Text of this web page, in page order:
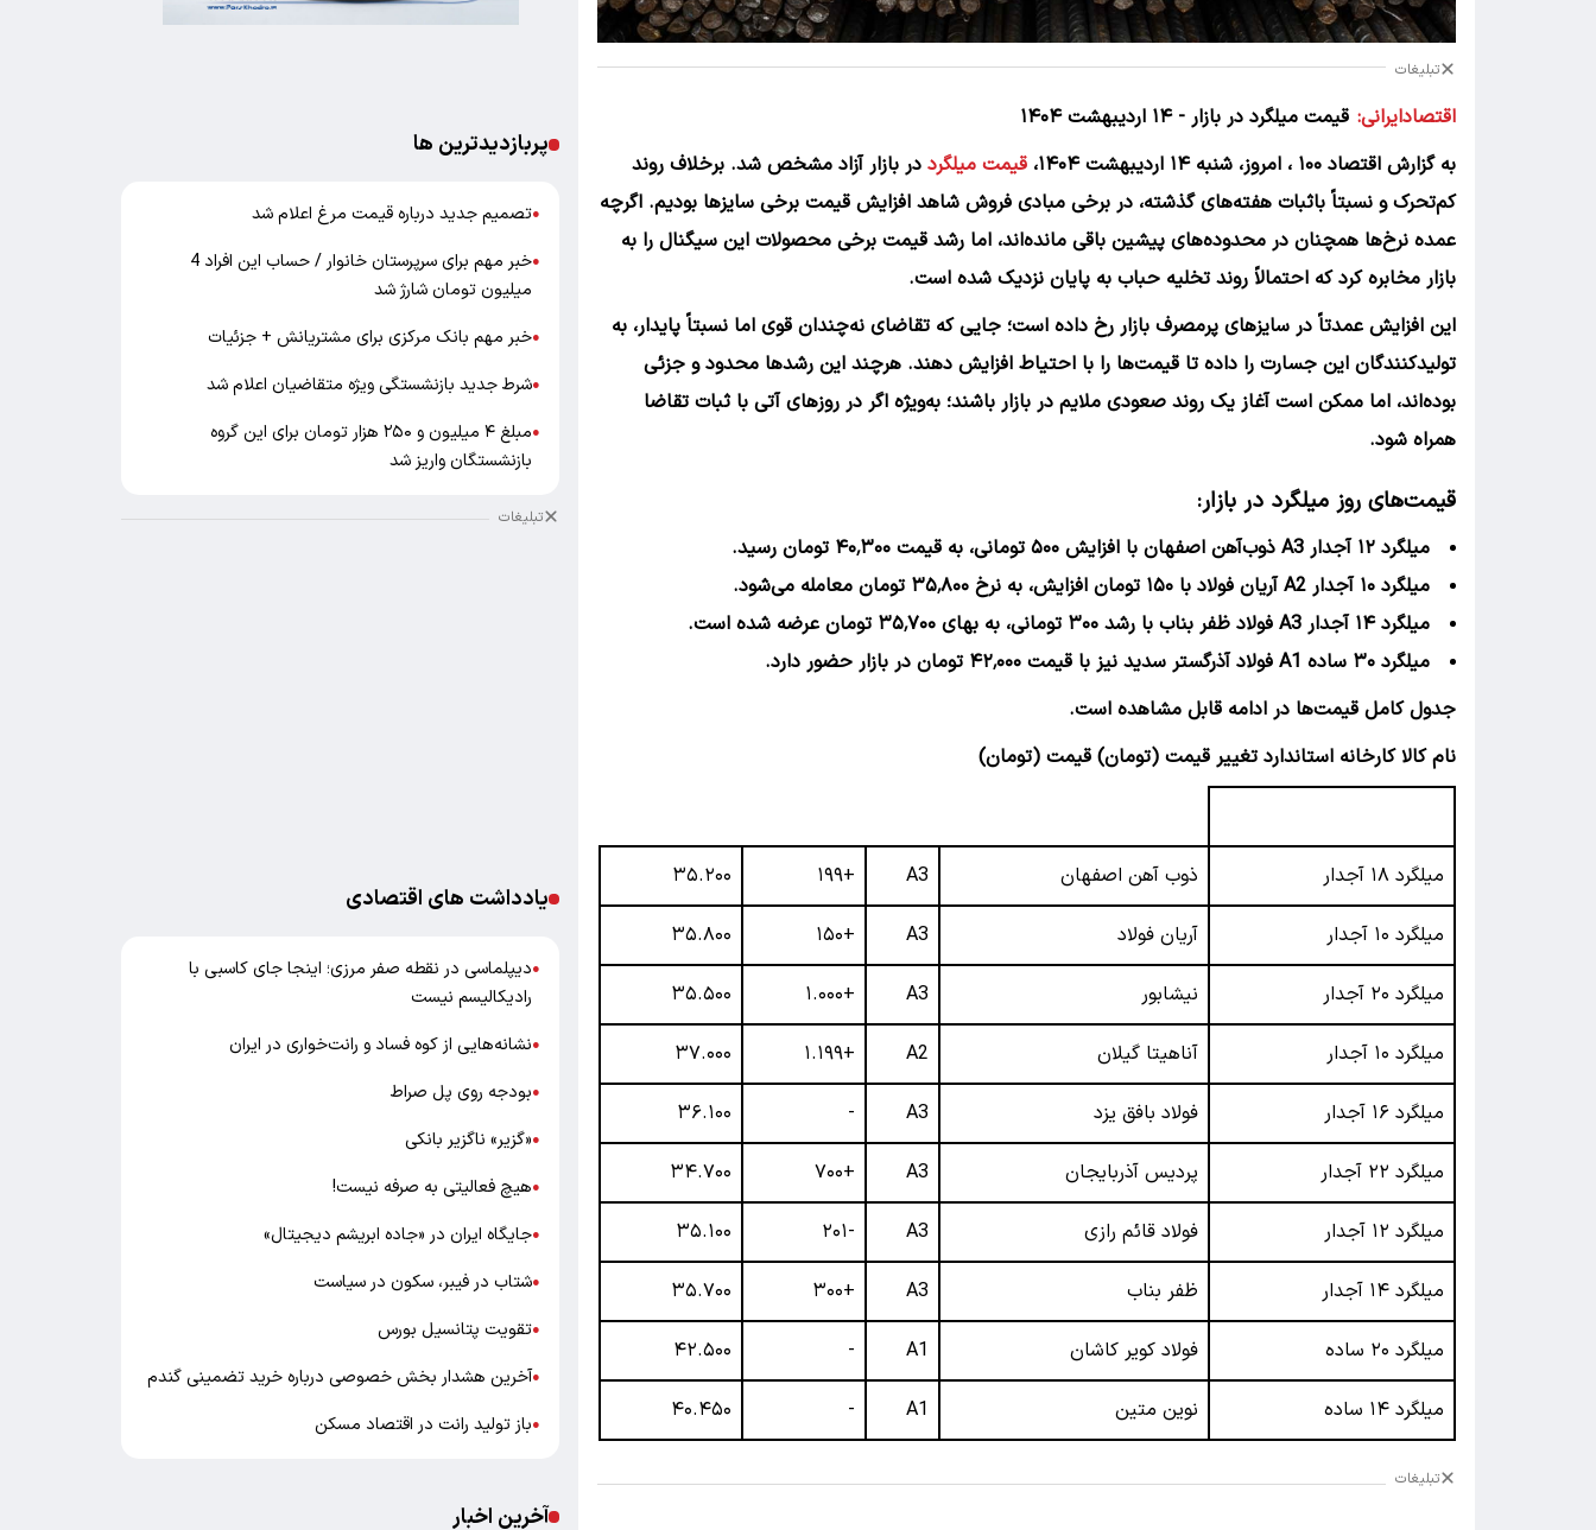
تبلیغات
اقتصادایرانی: قیمت میلگرد در بازار - ۱۴ اردیبهشت ۱۴۰۴
به گزارش اقتصاد ۱۰۰ ، امروز، شنبه ۱۴ اردیبهشت ۱۴۰۴،
قیمت میلگرد در بازار آزاد مشخص شد. برخلاف روند
کم‌تحرک و نسبتاً باثبات هفته‌های گذشته، در برخی مبادی فروش شاهد افزایش قیمت برخی سایزها بودیم. اگرچه
عمده نرخ‌ها همچنان در محدوده‌های پیشین باقی مانده‌اند، اما رشد قیمت برخی محصولات این سیگنال را به
بازار مخابره کرد که احتمالاً روند تخلیه حباب به پایان نزدیک شده است.
این افزایش عمدتاً در سایزهای پرمصرف بازار رخ داده است؛ جایی که تقاضای نه‌چندان قوی اما نسبتاً پایدار، به
تولیدکنندگان این جسارت را داده تا قیمت‌ها را با احتیاط افزایش دهند. هرچند این رشدها محدود و جزئی
بوده‌اند، اما ممکن است آغاز یک روند صعودی ملایم در بازار باشند؛ به‌ویژه اگر در روزهای آتی با ثبات تقاضا
همراه شود.
قیمت‌های روز میلگرد در بازار:
میلگرد ۱۲ آجدار A3 ذوب‌آهن اصفهان با افزایش ۵۰۰ تومانی، به قیمت ۴۰٬۳۰۰ تومان رسید.
میلگرد ۱۰ آجدار A2 آریان فولاد با ۱۵۰ تومان افزایش، به نرخ ۳۵٬۸۰۰ تومان معامله می‌شود.
میلگرد ۱۴ آجدار A3 فولاد ظفر بناب با رشد ۳۰۰ تومانی، به بهای ۳۵٬۷۰۰ تومان عرضه شده است.
میلگرد ۳۰ ساده A1 فولاد آذرگستر سدید نیز با قیمت ۴۲٬۰۰۰ تومان در بازار حضور دارد.
جدول کامل قیمت‌ها در ادامه قابل مشاهده است.
نام کالا کارخانه استاندارد تغییر قیمت (تومان) قیمت (تومان)
میلگرد ۱۸ آجدار ذوب آهن اصفهان A3 +۱۹۹ ۳۵.۲۰۰
میلگرد ۱۰ آجدار آریان فولاد A3 +۱۵۰ ۳۵.۸۰۰
میلگرد ۲۰ آجدار نیشابور A3 +۱.۰۰۰ ۳۵.۵۰۰
میلگرد ۱۰ آجدار آناهیتا گیلان A2 +۱.۱۹۹ ۳۷.۰۰۰
میلگرد ۱۶ آجدار فولاد بافق یزد A3
- ۳۶.۱۰۰
میلگرد ۲۲ آجدار پردیس آذربایجان A3 +۷۰۰ ۳۴.۷۰۰
میلگرد ۱۲ آجدار فولاد قائم رازی A3 -۲۰۱ ۳۵.۱۰۰
میلگرد ۱۴ آجدار ظفر بناب A3 +۳۰۰ ۳۵.۷۰۰
میلگرد ۲۰ ساده فولاد کویر کاشان A1
- ۴۲.۵۰۰
میلگرد ۱۴ ساده نوین متین A1
- ۴۰.۴۵۰
تبلیغات
پربازدیدترین ها
●تصمیم جدید درباره قیمت مرغ اعلام شد
●
خبر مهم برای سرپرستان خانوار / حساب این افراد 4
میلیون تومان شارژ شد
●خبر مهم بانک مرکزی برای مشتریانش + جزئیات
●شرط جدید بازنشستگی ویژه متقاضیان اعلام شد
●
مبلغ ۴ میلیون و ۲۵۰ هزار تومان برای این گروه
بازنشستگان واریز شد
تبلیغات
یادداشت های اقتصادی
●دیپلماسی در نقطه صفر مرزی؛ اینجا جای کاسبی با
رادیکالیسم نیست
●نشانه‌هایی از کوه فساد و رانت‌خواری در ایران
●بودجه روی پل صراط
●«گزیر» ناگزیر بانکی
●هیچ فعالیتی به صرفه نیست!
●جایگاه ایران در «جاده ابریشم دیجیتال»
●شتاب در فیبر، سکون در سیاست
●تقویت پتانسیل بورس
●آخرین هشدار بخش خصوصی درباره خرید تضمینی گندم
●باز تولید رانت در اقتصاد مسکن
آخرین اخبار